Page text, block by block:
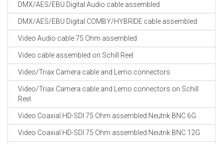
DMX/AES/EBU Digital Audio cable assembled
DMX/AES/EBU Digital COMBY/HYBRIDE cable assembled
Video Audio cable 75 Ohm assembled
Video cable assembled on Schill Reel
Video/Triax Camera cable and Lemo connectors
Video/Triax Camera cable and Lemo connectors on Schill
Reel
Video Coaxial HD-SDI 75 Ohm assembled Neutrik BNC 6G
Video Coaxial HD-SDI 75 Ohm assembled Neutrik BNC 12G